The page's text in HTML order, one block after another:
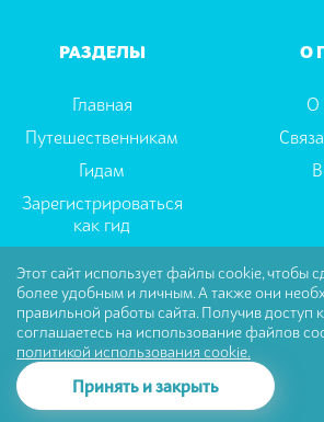
РАЗДЕЛЫ
Главная
Путешественникам
Гидам
Зарегистрироваться
как гид
О
О
Пользовательское соглашение
Конфиденциальности
© Tselector Все права
Этот сайт использует файлы cookie, чтобы
более удобным и личным. А также они
правильной работы сайта. Получив доступ
соглашаетесь на использование файлов
политикой использования cookie.
Принять и закрыть